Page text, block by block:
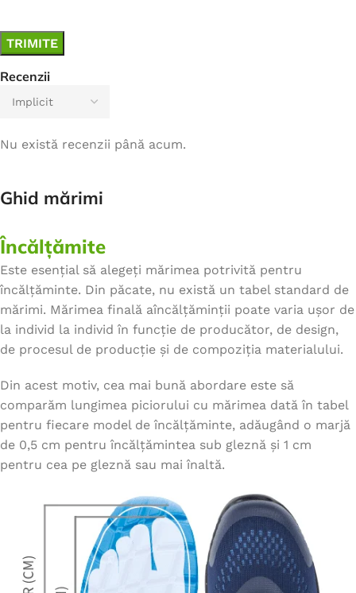
Recenzii
Nu există recenzii până acum.
Ghid mărimi
Încălțămite
Este esențial să alegeți mărimea potrivită pentru
încălțăminte. Din păcate, nu există un tabel standard de
mărimi. Mărimea finală aîncălțăminții poate varia ușor de
la individ la individ în funcție de producător, de design,
de procesul de producție și de compoziția materialului.
Din acest motiv, cea mai bună abordare este să
comparăm lungimea piciorului cu mărimea dată în tabel
pentru fiecare model de încălțăminte, adăugând o marjă
de 0,5 cm pentru încălțămintea sub gleznă și 1 cm
pentru cea pe gleznă sau mai înaltă.